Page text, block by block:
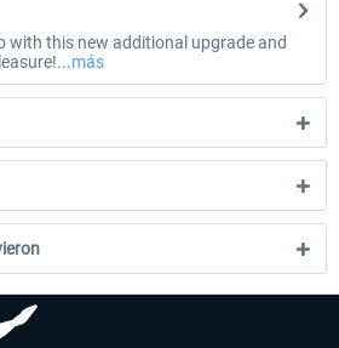
with this new additional upgrade and
más